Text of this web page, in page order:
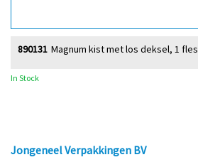
Magnum kist met los deksel, 1 fles
890131
In Stock
Jongeneel Verpakkingen BV